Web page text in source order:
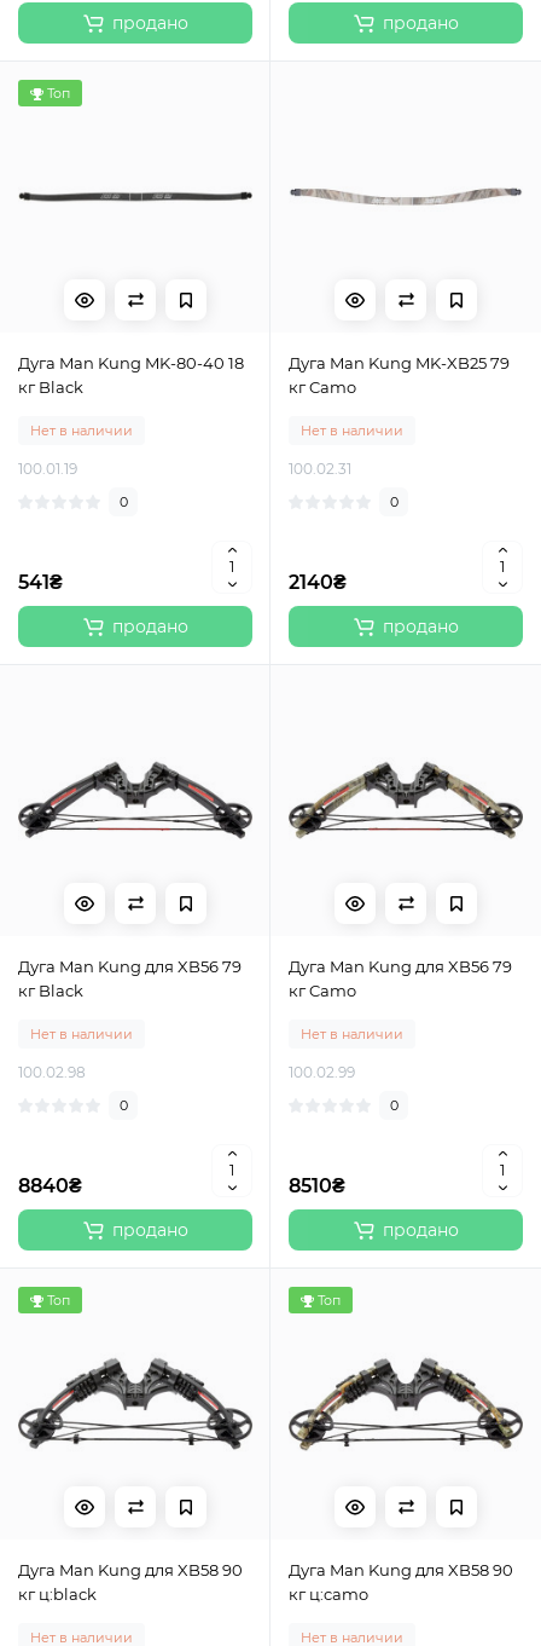
продано продано
Топ
Дуга Man Kung MK-80-40 18
кг Black
Нет в наличии
100.01.19
0
541₴
продано
Дуга Man Kung MK-XB25 79
кг Camo
Нет в наличии
100.02.31
0
2140₴
продано
Дуга Man Kung для XB56 79
кг Black
Нет в наличии
100.02.98
0
8840₴
продано
Дуга Man Kung для XB56 79
кг Camo
Нет в наличии
100.02.99
0
8510₴
продано
Топ
Дуга Man Kung для XB58 90
кг ц:black
Нет в наличии
Топ
Дуга Man Kung для XB58 90
кг ц:camo
Нет в наличии